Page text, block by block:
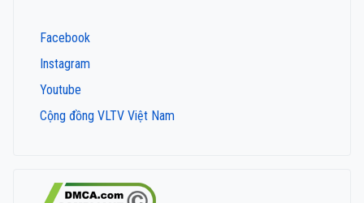
Facebook
Instagram
Youtube
Cộng đồng VLTV Việt Nam